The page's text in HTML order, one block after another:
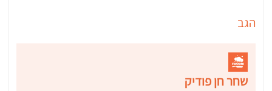
הגב
שחר חן פודיק